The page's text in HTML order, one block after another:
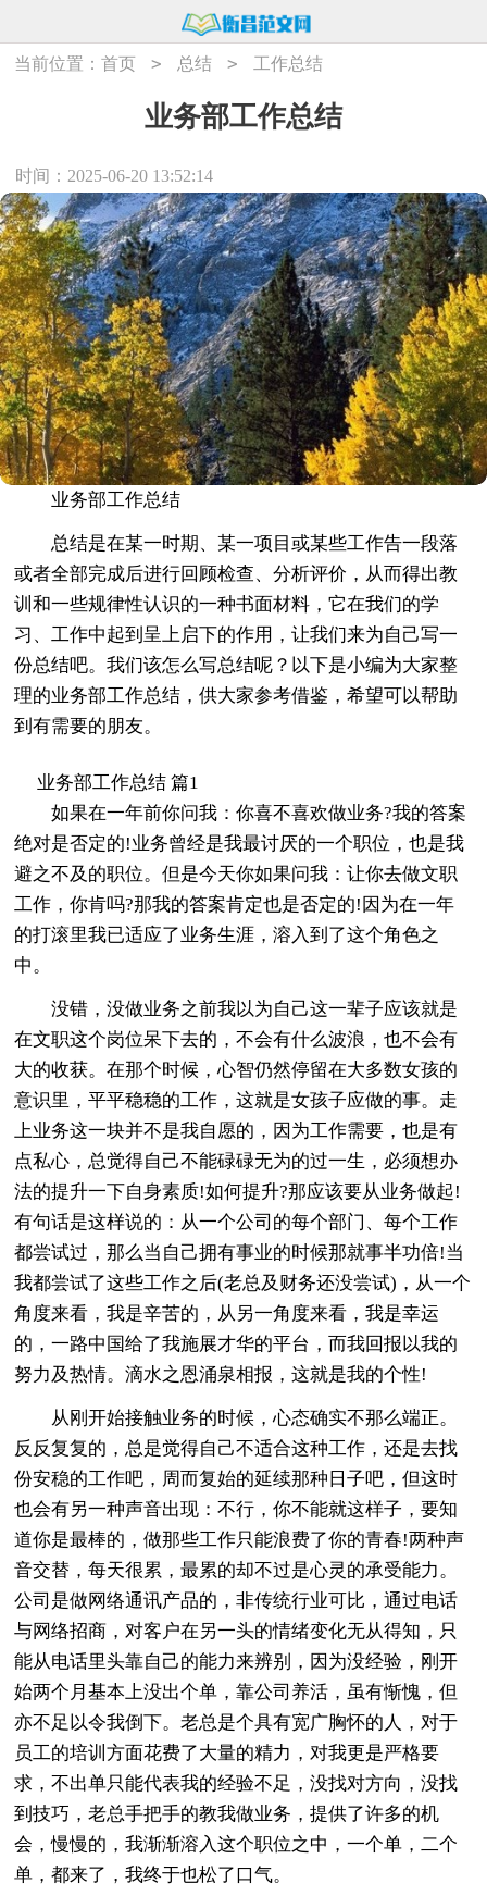
当前位置：首页 > 总结 > 工作总结
业务部工作总结
时间：2025-06-20 13:52:14
业务部工作总结
总结是在某一时期、某一项目或某些工作告一段落
或者全部完成后进行回顾检查、分析评价，从而得出教
训和一些规律性认识的一种书面材料，它在我们的学
习、工作中起到呈上启下的作用，让我们来为自己写一
份总结吧。我们该怎么写总结呢？以下是小编为大家整
理的业务部工作总结，供大家参考借鉴，希望可以帮助
到有需要的朋友。
业务部工作总结 篇1
如果在一年前你问我：你喜不喜欢做业务?我的答案
绝对是否定的!业务曾经是我最讨厌的一个职位，也是我
避之不及的职位。但是今天你如果问我：让你去做文职
工作，你肯吗?那我的答案肯定也是否定的!因为在一年
的打滚里我已适应了业务生涯，溶入到了这个角色之
中。
没错，没做业务之前我以为自己这一辈子应该就是
在文职这个岗位呆下去的，不会有什么波浪，也不会有
大的收获。在那个时候，心智仍然停留在大多数女孩的
意识里，平平稳稳的工作，这就是女孩子应做的事。走
上业务这一块并不是我自愿的，因为工作需要，也是有
点私心，总觉得自己不能碌碌无为的过一生，必须想办
法的提升一下自身素质!如何提升?那应该要从业务做起!
有句话是这样说的：从一个公司的每个部门、每个工作
都尝试过，那么当自己拥有事业的时候那就事半功倍!当
我都尝试了这些工作之后(老总及财务还没尝试)，从一个
角度来看，我是辛苦的，从另一角度来看，我是幸运
的，一路中国给了我施展才华的平台，而我回报以我的
努力及热情。滴水之恩涌泉相报，这就是我的个性!
从刚开始接触业务的时候，心态确实不那么端正。
反反复复的，总是觉得自己不适合这种工作，还是去找
份安稳的工作吧，周而复始的延续那种日子吧，但这时
也会有另一种声音出现：不行，你不能就这样子，要知
道你是最棒的，做那些工作只能浪费了你的青春!两种声
音交替，每天很累，最累的却不过是心灵的承受能力。
公司是做网络通讯产品的，非传统行业可比，通过电话
与网络招商，对客户在另一头的情绪变化无从得知，只
能从电话里头靠自己的能力来辨别，因为没经验，刚开
始两个月基本上没出个单，靠公司养活，虽有惭愧，但
亦不足以令我倒下。老总是个具有宽广胸怀的人，对于
员工的培训方面花费了大量的精力，对我更是严格要
求，不出单只能代表我的经验不足，没找对方向，没找
到技巧，老总手把手的教我做业务，提供了许多的机
会，慢慢的，我渐渐溶入这个职位之中，一个单，二个
单，都来了，我终于也松了口气。